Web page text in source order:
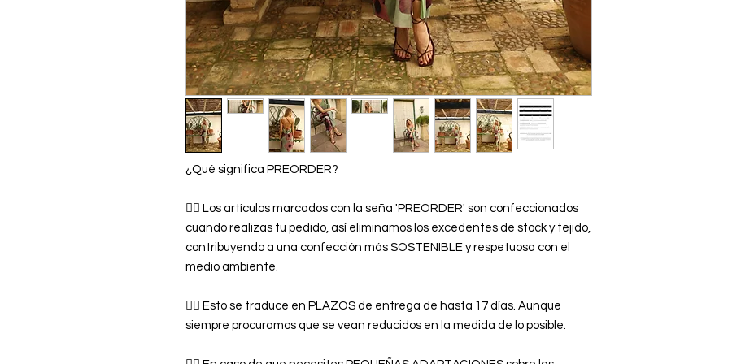
¿Qué significa PREORDER?
👉🏿 Los artículos marcados con la seña 'PREORDER' son confeccionados
cuando realizas tu pedido, así eliminamos los excedentes de stock y tejido,
contribuyendo a una confección más SOSTENIBLE y respetuosa con el
medio ambiente.
👉🏿 Esto se traduce en PLAZOS de entrega de hasta 17 días. Aunque
siempre procuramos que se vean reducidos en la medida de lo posible.